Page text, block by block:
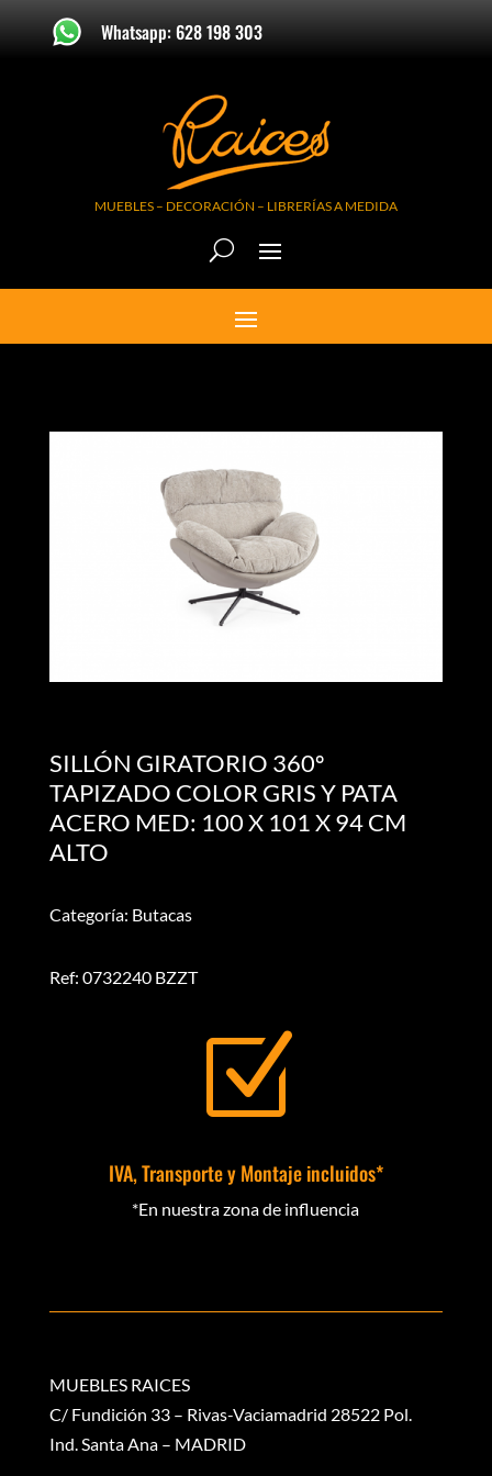
Whatsapp: 628 198 303
MUEBLES – DECORACIÓN – LIBRERÍAS A MEDIDA
SILLÓN GIRATORIO 360º
TAPIZADO COLOR GRIS Y PATA
ACERO MED: 100 X 101 X 94 CM
ALTO
Categoría: Butacas
Ref: 0732240 BZZT
Z
IVA, Transporte y Montaje incluidos*
*En nuestra zona de influencia
MUEBLES RAICES
C/ Fundición 33 – Rivas-Vaciamadrid 28522 Pol.
Ind. Santa Ana – MADRID